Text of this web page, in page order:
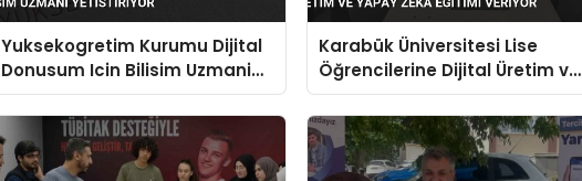
Yuksekogretim Kurumu Dijital
Donusum Icin Bilisim Uzmani
Yetistiriyor
Karabük Üniversitesi Lise
Öğrencilerine Dijital Üretim ve
Yapay Zeka Eğitimi Veriyor